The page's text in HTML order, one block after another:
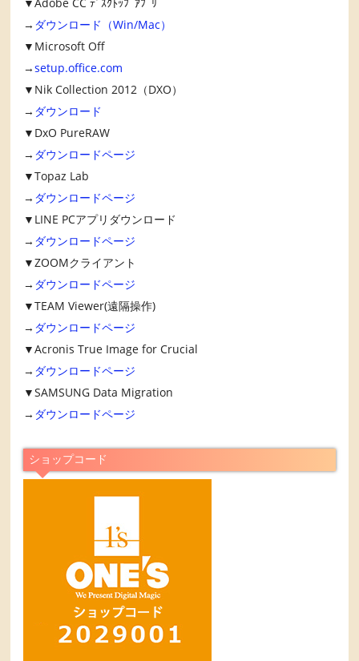
→ ダウンロード（Win/Mac）
▼Microsoft Off
→setup.office.com
▼Nik Collection 2012（DXO）
→ ダウンロード
▼DxO PureRAW
→ ダウンロードページ
▼Topaz Lab
→ ダウンロードページ
▼LINE PCアプリダウンロード
→ ダウンロードページ
▼ZOOMクライアント
→ ダウンロードページ
▼TEAM Viewer(遠隔操作)
→ ダウンロードページ
▼Acronis True Image for Crucial
→ ダウンロードページ
▼SAMSUNG Data Migration
→ ダウンロードページ
ショップコード